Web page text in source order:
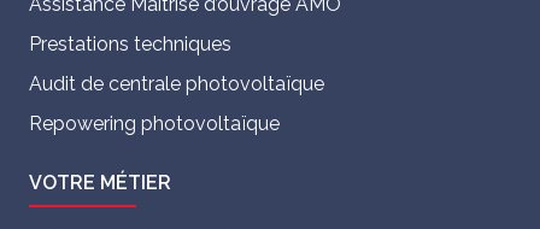
Prestations techniques
Audit de centrale photovoltaïque
Repowering photovoltaïque
VOTRE MÉTIER